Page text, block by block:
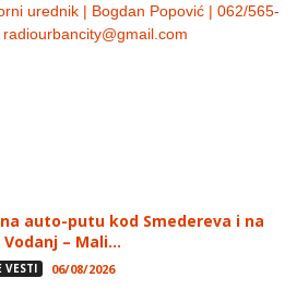
urednik | Bogdan Popović | 062/565-
auto-putu kod Smedereva i na
– Mali...
VESTI 06/08/2026